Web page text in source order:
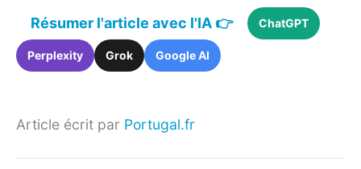
Résumer l'article avec l'IA 👉 ChatGPT
Perplexity Grok Google AI
Article écrit par Portugal.fr